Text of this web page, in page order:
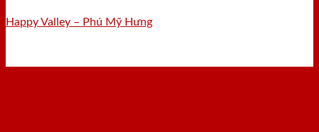
Happy Valley – Phú Mỹ Hưng